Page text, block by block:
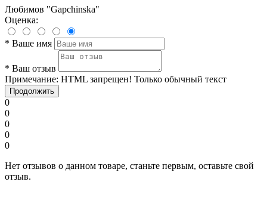
Любимов "Gapchinska"
Оценка:
* Ваше имя
* Ваш отзыв
Примечание: HTML запрещен! Только обычный текст
Продолжить
0
0
0
0
0
Нет отзывов о данном товаре, станьте первым, оставьте свой
отзыв.